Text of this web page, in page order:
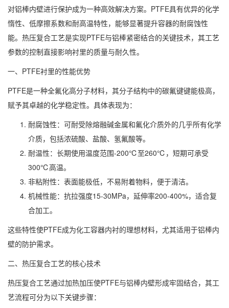
对铝棒内壁进行保护成为一种高效解决方案。PTFE具有优异的化学
惰性、低摩擦系数和耐高温特性，能够显著提升容器的耐腐蚀性
能。热压复合工艺是实现PTFE与铝棒紧密结合的关键技术，其工艺
参数的控制直接影响衬里的质量与耐久性。
一、PTFE衬里的性能优势
PTFE是一种全氟化高分子材料，其分子结构中的碳氟键键能极高，
赋予其卓越的化学稳定性。具体表现为：
耐腐蚀性：可耐受除熔融碱金属和氟化介质外的几乎所有化学
介质，包括浓硫酸、盐酸、氢氟酸等。
耐温性：长期使用温度范围-200℃至260℃，短期可承受
300℃高温。
非粘附性：表面能极低，不易附着物料，便于清洁。
机械性能：抗拉强度15-30MPa，延伸率200-400%，适合复
合加工。
这些特性使PTFE成为化工容器内衬的理想材料，尤其适用于铝棒内
壁的防护需求。
二、热压复合工艺的核心技术
热压复合工艺通过加热加压使PTFE与铝棒内壁形成牢固结合，其工
艺流程可分为以下关键步骤：